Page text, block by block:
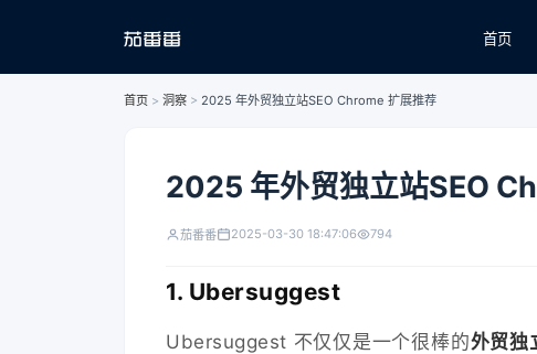
首页
首页 > 洞察 > 2025 年外贸独立站SEO Chrome 扩展推荐
2025 年外贸独立站SEO
茄番番 2025-03-30 18:47:06 794
1. Ubersuggest
Ubersuggest 不仅仅是一个很棒的外贸独